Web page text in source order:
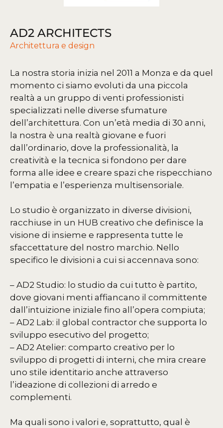
AD2 ARCHITECTS
Architettura e design
La nostra storia inizia nel 2011 a Monza e da quel
momento ci siamo evoluti da una piccola
realtà a un gruppo di venti professionisti
specializzati nelle diverse sfumature
dell’architettura. Con un’età media di 30 anni,
la nostra è una realtà giovane e fuori
dall’ordinario, dove la professionalità, la
creatività e la tecnica si fondono per dare
forma alle idee e creare spazi che rispecchiano
l’empatia e l’esperienza multisensoriale.
Lo studio è organizzato in diverse divisioni,
racchiuse in un HUB creativo che definisce la
visione di insieme e rappresenta tutte le
sfaccettature del nostro marchio. Nello
specifico le divisioni a cui si accennava sono:
– AD2 Studio: lo studio da cui tutto è partito,
dove giovani menti affiancano il committente
dall’intuizione iniziale fino all’opera compiuta;
– AD2 Lab: il global contractor che supporta lo
sviluppo esecutivo del progetto;
– AD2 Atelier: comparto creativo per lo
sviluppo di progetti di interni, che mira creare
uno stile identitario anche attraverso
l’ideazione di collezioni di arredo e
complementi.
Ma quali sono i valori e, soprattutto, qual è